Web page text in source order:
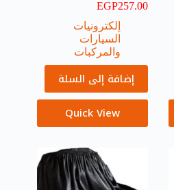
EGP257.00
إلكترونيات
السيارات
والمركبات
إضافة إلى السلة
Quick View